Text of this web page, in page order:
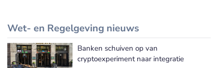
Wet- en Regelgeving nieuws
Meer Wet- en Regelgeving nieuws
Banken schuiven op van
cryptoexperiment naar integratie